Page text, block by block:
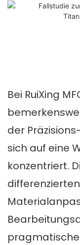
Bei RuiXing
der
sich auf eine
konzentriert.